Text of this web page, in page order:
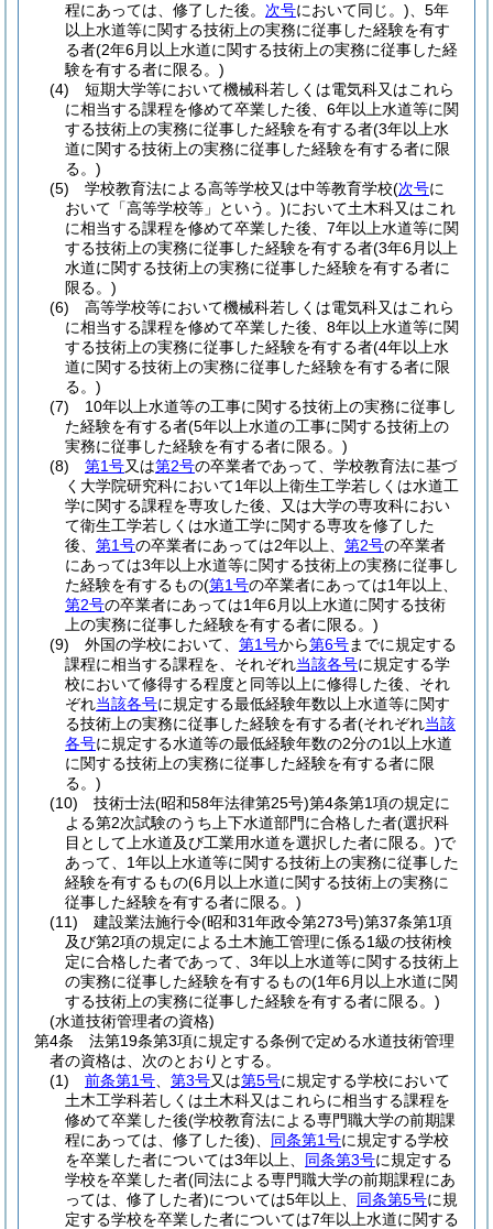
程にあっては、修了した後。 次号において同じ。) 、5年
以上水道等に関する技術上の実務に従事した経験を有す
る者(2年6月以上水道に関する技術上の実務に従事した経
験を有する者に限る。)
(4)
短期大学等において機械科若しくは電気科又はこれら
に相当する課程を修めて卒業した後、6年以上水道等に関
する技術上の実務に従事した経験を有する者(3年以上水
道に関する技術上の実務に従事した経験を有する者に限
る。)
(5)
学校教育法による高等学校又は中等教育学校(次号に
おいて「高等学校等」という。)において土木科又はこれ
に相当する課程を修めて卒業した後、7年以上水道等に関
する技術上の実務に従事した経験を有する者(3年6月以上
水道に関する技術上の実務に従事した経験を有する者に
限る。)
(6)
高等学校等において機械科若しくは電気科又はこれら
に相当する課程を修めて卒業した後、8年以上水道等に関
する技術上の実務に従事した経験を有する者(4年以上水
道に関する技術上の実務に従事した経験を有する者に限
る。)
(7)
10年以上水道等の工事に関する技術上の実務に従事し
た経験を有する者(5年以上水道の工事に関する技術上の
実務に従事した経験を有する者に限る。)
(8)
第1号又は第2号の卒業者であって、学校教育法に基づ
く大学院研究科において1年以上衛生工学若しくは水道工
学に関する課程を専攻した後、又は大学の専攻科におい
て衛生工学若しくは水道工学に関する専攻を修了した
後、 第1号の卒業者にあっては2年以上、 第2号の卒業者
にあっては3年以上水道等に関する技術上の実務に従事し
た経験を有するもの(第1号の卒業者にあっては1年以上、
第2号の卒業者にあっては1年6月以上水道に関する技術
上の実務に従事した経験を有する者に限る。)
(9)
外国の学校において、 第1号から第6号までに規定する
課程に相当する課程を、それぞれ当該各号に規定する学
校において修得する程度と同等以上に修得した後、それ
ぞれ当該各号に規定する最低経験年数以上水道等に関す
る技術上の実務に従事した経験を有する者(それぞれ当該
各号に規定する水道等の最低経験年数の2分の1以上水道
に関する技術上の実務に従事した経験を有する者に限
る。)
(10)
技術士法(昭和58年法律第25号)第4条第1項の規定に
よる第2次試験のうち上下水道部門に合格した者(選択科
目として上水道及び工業用水道を選択した者に限る。)で
あって、1年以上水道等に関する技術上の実務に従事した
経験を有するもの(6月以上水道に関する技術上の実務に
従事した経験を有する者に限る。)
(11)
建設業法施行令(昭和31年政令第273号)第37条第1項
及び第2項の規定による土木施工管理に係る1級の技術検
定に合格した者であって、3年以上水道等に関する技術上
の実務に従事した経験を有するもの(1年6月以上水道に関
する技術上の実務に従事した経験を有する者に限る。)
(水道技術管理者の資格)
第4条
法第19条第3項に規定する条例で定める水道技術管理
者の資格は、次のとおりとする。
(1)
前条第1号 第3号又は第5号に規定する学校において
土木工学科若しくは土木科又はこれらに相当する課程を
修めて卒業した後(学校教育法による専門職大学の前期課
程にあっては、修了した後)
同条第1号に規定する学校
を卒業した者については3年以上、 同条第3号に規定する
学校を卒業した者(同法による専門職大学の前期課程にあ
っては、修了した者)については5年以上、 同条第5号に規
定する学校を卒業した者については7年以上水道に関する